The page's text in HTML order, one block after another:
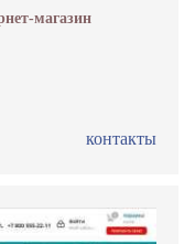
магазин
контакты